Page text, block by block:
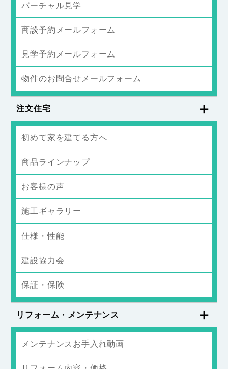
バーチャル見学
商談予約メールフォーム
見学予約メールフォーム
物件のお問合せメールフォーム
注文住宅
初めて家を建てる方へ
商品ラインナップ
お客様の声
施工ギャラリー
仕様・性能
建設協力会
保証・保険
リフォーム・メンテナンス
メンテナンスお手入れ動画